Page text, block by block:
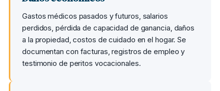
Gastos médicos pasados y futuros, salarios
perdidos, pérdida de capacidad de ganancia, daños
a la propiedad, costos de cuidado en el hogar. Se
documentan con facturas, registros de empleo y
testimonio de peritos vocacionales.